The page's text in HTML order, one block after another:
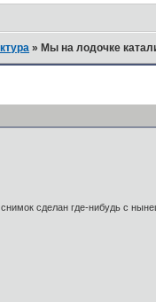
»Мы на лодочке
сделан где-нибудь с